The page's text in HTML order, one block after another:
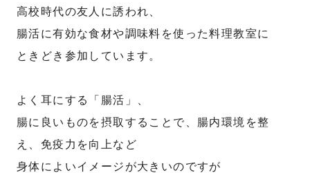
高校時代の友人に誘われ、
腸活に有効な食材や調味料を使った料理教室に
ときどき参加しています。
よく耳にする「腸活」、
腸に良いものを摂取することで、腸内環境を整
え、免疫力を向上など
身体によいイメージが大きいのですが